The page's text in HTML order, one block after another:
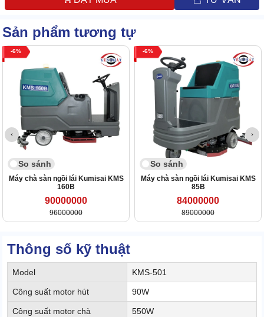
Sản phẩm tương tự
6
So sánh
Máy chà sàn ngồi lái Kumisai KMS
160B
90000000
96000000
6
So sánh
Máy chà sàn ngồi lái Kumisai KMS
85B
84000000
89000000
Thông số kỹ thuật
Model KMS-501
Công suất motor hút 90W
Công suất motor chà 550W